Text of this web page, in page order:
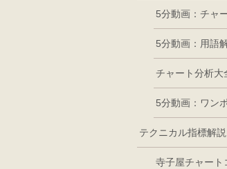
5分動画：チャ
5分動画：用語
チャート分析大
5分動画：ワン
テクニカル指標解説
寺子屋チャート